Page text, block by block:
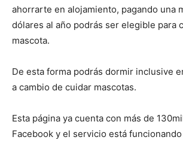
ahorrarte en alojamiento, pagando una
dólares al año podrás ser elegible para
mascota.
De esta forma podrás dormir inclusive
a cambio de cuidar mascotas.
Esta página ya cuenta con más de
Facebook y el servicio está